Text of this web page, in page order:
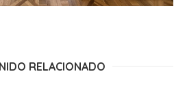
RELACIONADO